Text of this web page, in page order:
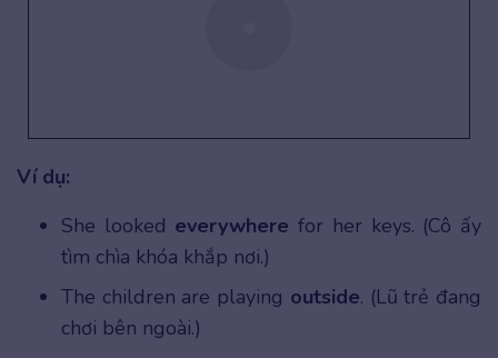
Ví dụ:
She looked everywherefor her keys. (Cô ấy
tìm chìa khóa khắp nơi.)
The children are playing outside. (Lũ trẻ đang
chơi bên ngoài.)